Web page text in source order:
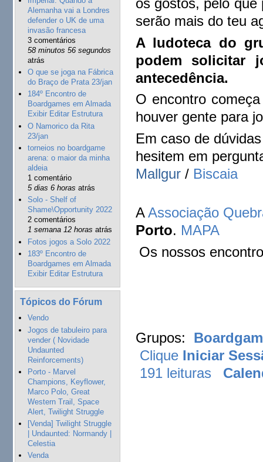
Alemanha vai a Londres
defender o UK de uma
invasão francesa
3 comentários
58 minutos 56 segundos
atrás
O que se joga na Fábrica
do Braço de Prata 23/jan
184º Encontro de
Boardgames em Almada
Exibir Editar Estrutura
O Namorico da Rita
23/jan
torneios no boardgame
arena: o maior da minha
aldeia
1 comentário
5 dias 6 horas atrás
Solo - Shelf of
Shame\Opportunity 2022
2 comentários
1 semana 12 horas atrás
Fotos jogos a Solo 2022
183º Encontro de
Boardgames em Almada
Exibir Editar Estrutura
Tópicos do Fórum
Vendo
Jogos de tabuleiro para
vender ( Novidade
Undaunted
Reinforcements)
Porto - Marvel
Champions, Keyflower,
Marco Polo, Great
Western Trail, Space
Alert, Twilight Struggle
[Venda] Twilight Struggle
| Undaunted: Normandy |
Celestia
Venda
os gostos, pelo que
serão mais do teu
A ludoteca do
podem solicitar
antecedência.
O encontro
houver gente para
Em caso de
hesitem em
Mallgur / Biscaia
AAssociação
Porto. MAPA
Os nossos
Grupos:
Clique Iniciar
191 leituras